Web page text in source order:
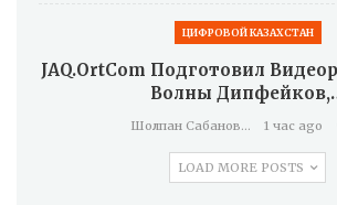
ЦИФРОВОЙ КАЗАХСТАН
JAQ.OrtCom Подготовил
Волны
Шолпан Сабанова 1 час ago
LOAD MORE POSTS